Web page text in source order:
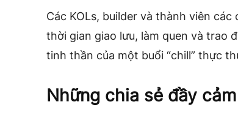
Các KOLs, builder và thành viên
thời gian giao lưu, làm quen và trao
tinh thần của một buổi “chill” thực
Những chia sẻ đầy